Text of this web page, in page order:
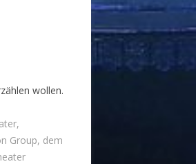
wollen.
Group, dem